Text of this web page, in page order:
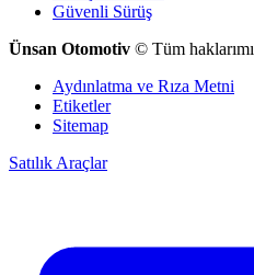
Güvenli Sürüş
Ünsan Otomotiv © Tüm
Aydınlatma ve Rıza Metni
Etiketler
Sitemap
Satılık Araçlar